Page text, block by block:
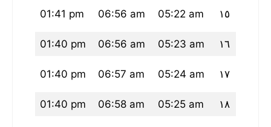
١٥ 05:22 am
06:56 am
01:41 pm
١٦ 05:23 am
06:56 am
01:40 pm
١٧ 05:24 am
06:57 am
01:40 pm
١٨ 05:25 am
06:58 am
01:40 pm